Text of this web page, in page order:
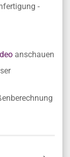
-
anschauen